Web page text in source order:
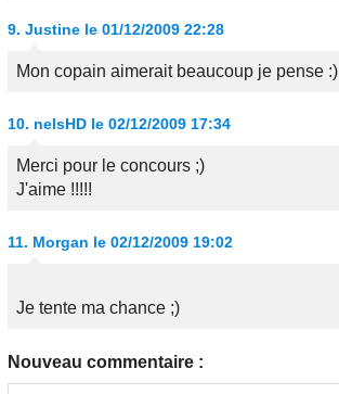
9. Justine le 01/12/2009 22:28
Mon copain aimerait beaucoup je pense :)
10. nelsHD le 02/12/2009 17:34
Merci pour le concours ;)
J'aime !!!!!
11. Morgan le 02/12/2009 19:02
Je tente ma chance ;)
Nouveau commentaire :